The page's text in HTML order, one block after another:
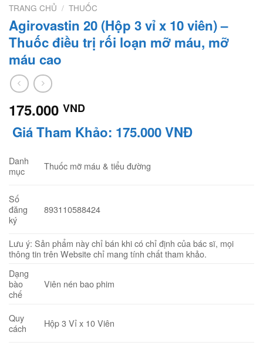
TRANG CHỦ / THUỐC
Agirovastin 20 (Hộp 3 vỉ x 10 viên) –
Thuốc điều trị rối loạn mỡ máu, mỡ
máu cao
175.000 VND
Giá Tham Khảo: 175.000 VNĐ
Danh
mục
Thuốc mỡ máu & tiểu đường
Số
đăng
ký
893110588424
Lưu ý: Sản phẩm này chỉ bán khi có chỉ định của bác sĩ, mọi
thông tin trên Website chỉ mang tính chất tham khảo.
Dạng
bào
chế
Viên nén bao phim
Quy
cách
Hộp 3 Vỉ x 10 Viên